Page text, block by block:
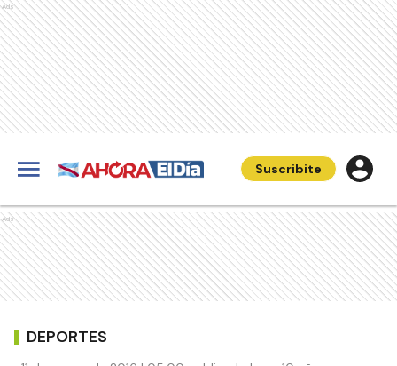
Ads
Suscribite
Ads
DEPORTES